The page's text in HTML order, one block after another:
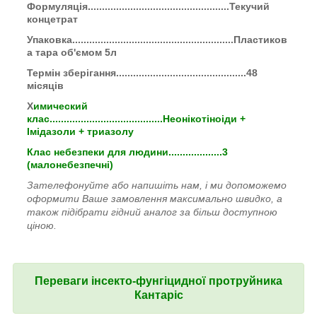
Формуляція..................................................Текучий
концетрат
Упаковка.........................................................Пластиков
а тара об'ємом 5л
Термін зберігання..............................................48
місяців
Химический
клас........................................Неонікотіноіди +
Імідазоли + триазолу
Клас небезпеки для людини...................3
(малонебезпечні)
Зателефонуйте або напишіть нам, і ми допоможемо
оформити Ваше замовлення максимально швидко, а
також підібрати гідний аналог за більш доступною
ціною.
Переваги інсекто-фунгіцидної протруйника
Кантаріс